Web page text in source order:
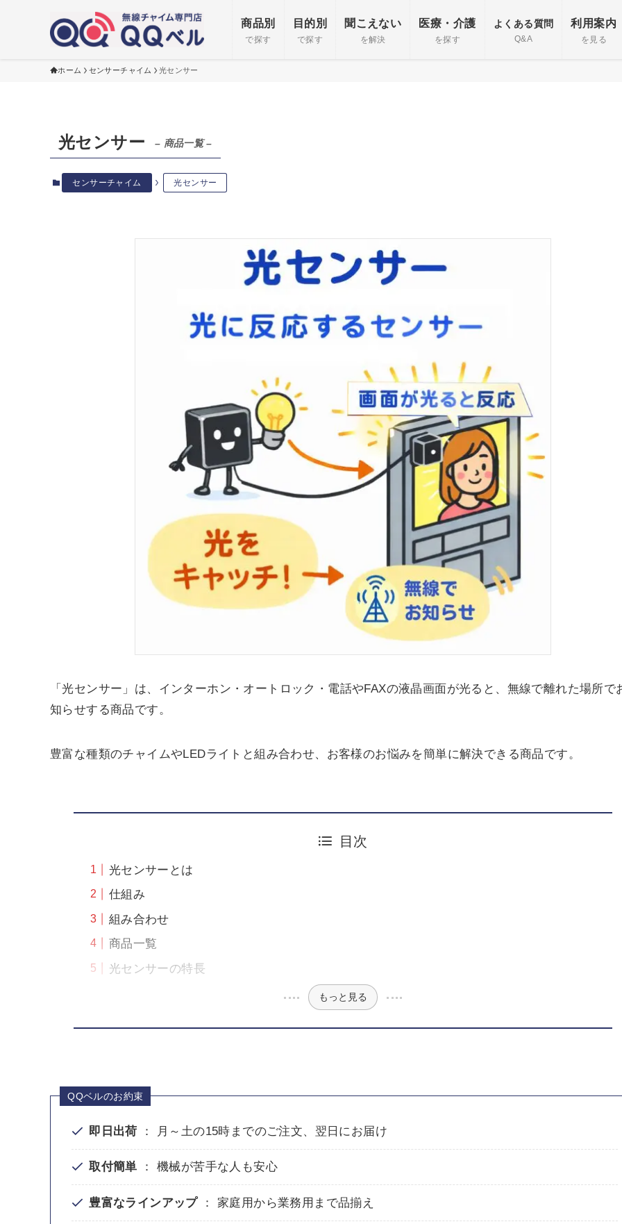
商品別
で探す
目的別
で探す
聞こえない
を解決
医療・介護
を探す
よくある質問
Q&A
利用案内
を見る
ホーム センサーチャイム 光センサー
光センサー – 商品一覧 –
センサーチャイム 光センサー
「光センサー」は、インターホン・オートロック・電話やFAXの液晶画面が光ると、無線で離れた場所で
知らせする商品です。
豊富な種類のチャイムやLEDライトと組み合わせ、お客様のお悩みを簡単に解決できる商品です。
目次
光センサーとは
仕組み
組み合わせ
商品一覧
光センサーの特長
もっと見る
QQベルのお約束
即日出荷 ： 月～土の15時までのご注文、翌日にお届け
取付簡単 ： 機械が苦手な人も安心
豊富なラインアップ： 家庭用から業務用まで品揃え